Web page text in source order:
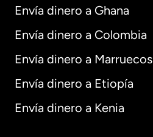
Envía dinero a Ghana
Envía dinero a Colombia
Envía dinero a Marruecos
Envía dinero a Etiopía
Envía dinero a Kenia